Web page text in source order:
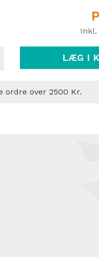
Inkl.
LÆG I
ordre over 2500 Kr.